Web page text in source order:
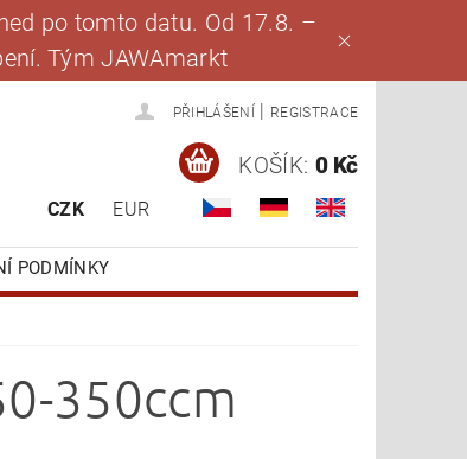
po tomto datu. Od 17.8. –
Tým JAWAmarkt
PŘIHLÁŠENÍ REGISTRACE
CZK EUR
KOŠÍK: 0 Kč
PODMÍNKY
350ccm